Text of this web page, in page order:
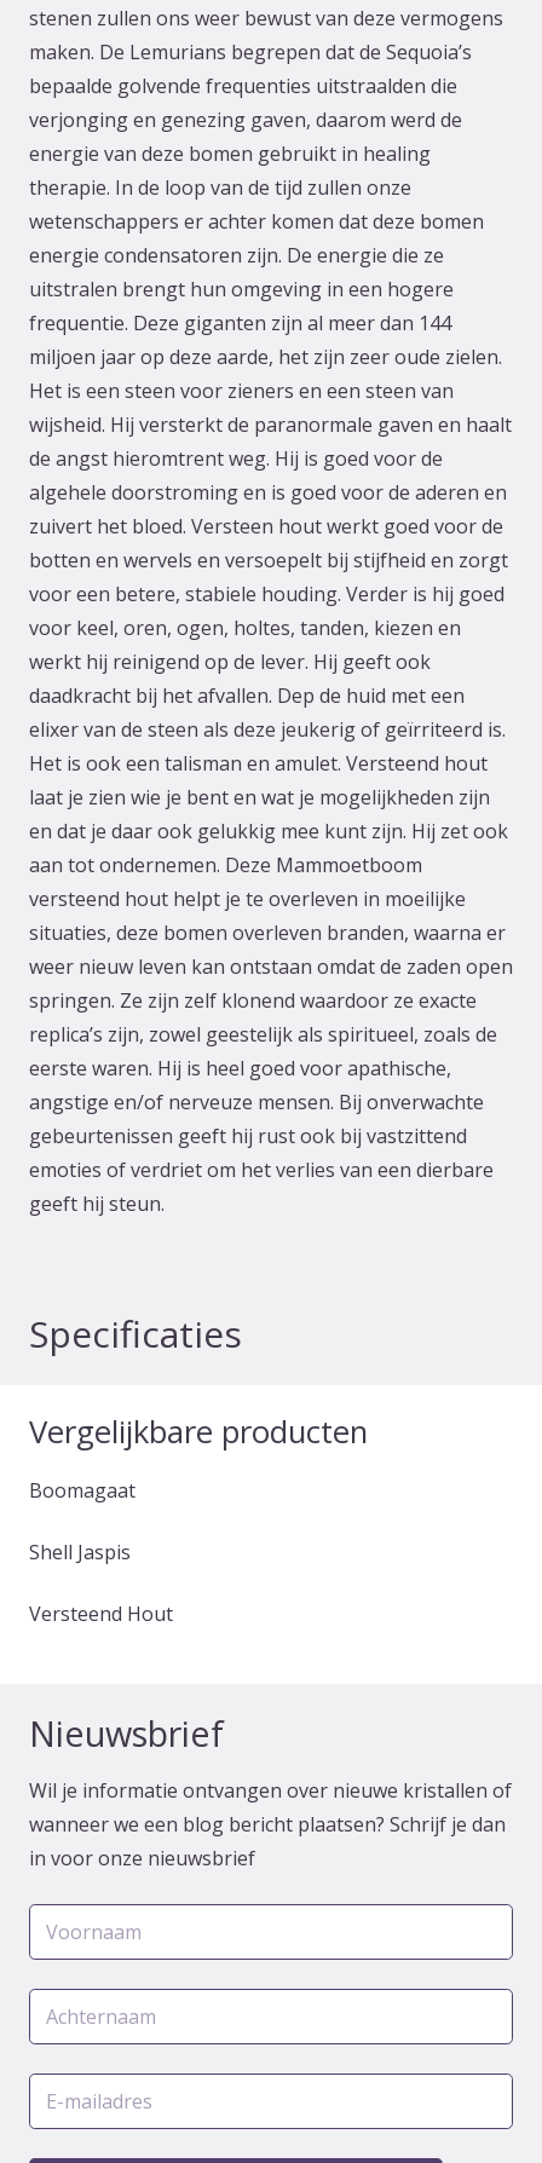
stenen zullen ons weer bewust van deze vermogens
maken. De Lemurians begrepen dat de Sequoia’s
bepaalde golvende frequenties uitstraalden die
verjonging en genezing gaven, daarom werd de
energie van deze bomen gebruikt in healing
therapie. In de loop van de tijd zullen onze
wetenschappers er achter komen dat deze bomen
energie condensatoren zijn. De energie die ze
uitstralen brengt hun omgeving in een hogere
frequentie. Deze giganten zijn al meer dan 144
miljoen jaar op deze aarde, het zijn zeer oude zielen.
Het is een steen voor zieners en een steen van
wijsheid. Hij versterkt de paranormale gaven en haalt
de angst hieromtrent weg. Hij is goed voor de
algehele doorstroming en is goed voor de aderen en
zuivert het bloed. Versteen hout werkt goed voor de
botten en wervels en versoepelt bij stijfheid en zorgt
voor een betere, stabiele houding. Verder is hij goed
voor keel, oren, ogen, holtes, tanden, kiezen en
werkt hij reinigend op de lever. Hij geeft ook
daadkracht bij het afvallen. Dep de huid met een
elixer van de steen als deze jeukerig of geïrriteerd is.
Het is ook een talisman en amulet. Versteend hout
laat je zien wie je bent en wat je mogelijkheden zijn
en dat je daar ook gelukkig mee kunt zijn. Hij zet ook
aan tot ondernemen. Deze Mammoetboom
versteend hout helpt je te overleven in moeilijke
situaties, deze bomen overleven branden, waarna er
weer nieuw leven kan ontstaan omdat de zaden open
springen. Ze zijn zelf klonend waardoor ze exacte
replica’s zijn, zowel geestelijk als spiritueel, zoals de
eerste waren. Hij is heel goed voor apathische,
angstige en/of nerveuze mensen. Bij onverwachte
gebeurtenissen geeft hij rust ook bij vastzittend
emoties of verdriet om het verlies van een dierbare
geeft hij steun.
Specificaties
Vergelijkbare producten
Boomagaat
Shell Jaspis
Versteend Hout
Nieuwsbrief
Wil je informatie ontvangen over nieuwe kristallen of
wanneer we een blog bericht plaatsen? Schrijf je dan
in voor onze nieuwsbrief